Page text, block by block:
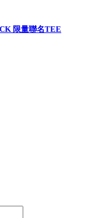
限量聯名TEE